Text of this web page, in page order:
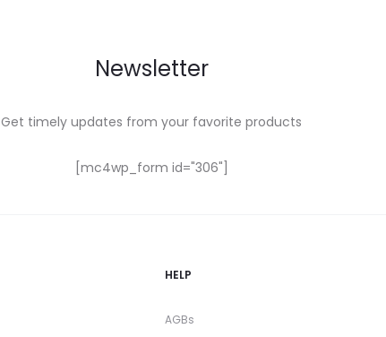
Newsletter
Get timely updates from your favorite products
[mc4wp_form id="306"]
HELP
AGBs